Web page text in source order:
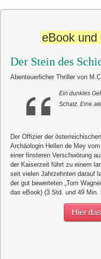
eBook und
Der Stein des
Abenteuerlicher Thriller von
Ein dunkles
Schatz. Eine
Der Offizier der
Archäologin Hellen de Mey
einer finsteren Verschwörung
der Kaiserzeit führt zu einem
seit vielen Jahrzehnten darauf
der gut bewerteten „Tom
das eBook) (3 Std. und 49 Min.
Hier